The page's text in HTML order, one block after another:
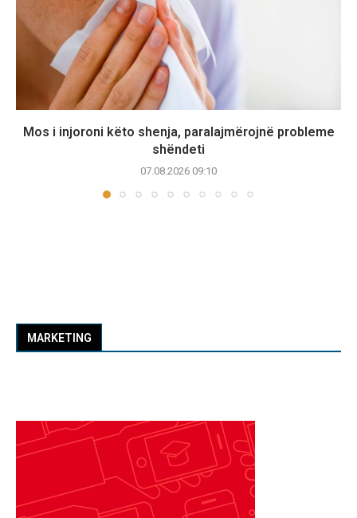
Mos i injoroni këto shenja, paralajmërojnë probleme
shëndeti
07.08.2026 09:10
MARKETING